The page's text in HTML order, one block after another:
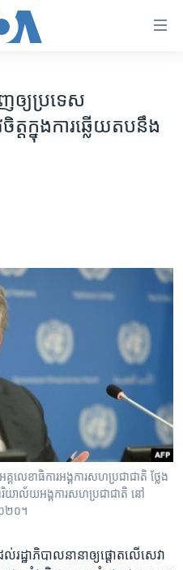
ឲ្យប្រទេស
ត្តក្នុងការឆ្លើយតបនឹង
េខាធិការអង្គការសហប្រជាជាតិ ថ្លែង
ាល័យអង្គការសហប្រជាជាតិ នៅ
០២០។
រដ្ឋាភិបាលនានាឲ្យផ្តោតលើសេវា